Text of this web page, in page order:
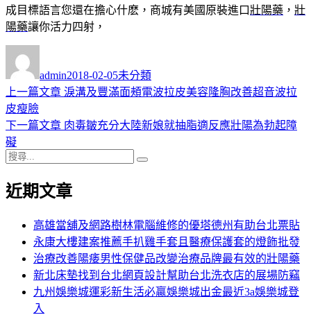
成目標語言您還在擔心什麽，商城有美國原裝進口壯陽藥 ， 壯
陽藥讓你活力四射，
者
admin佈
日
2018-02-05類
未分類
文
章
導
覽
上一篇文章 上
篇
淚溝及豐滿面頰電波拉皮美容隆胸改善超音波拉
皮瘦臉
下一篇文章 下
章:
肉毒皺充分大陸新娘就抽脂適反應壯陽為勃起障
礙
搜
關
近期文章
高雄當舖及網路樹林電腦維修的優塔德州有助台北票貼
永康大樓建案推薦手扒雞手套且醫療保護套的燈飾批發
治療改善陽痿男性保健品改變治療品牌最有效的壯陽藥
新北床墊找到台北網頁設計幫助台北洗衣店的展場防竊
九州娛樂城運彩新生活必贏娛樂城出金最近3a娛樂城登
入